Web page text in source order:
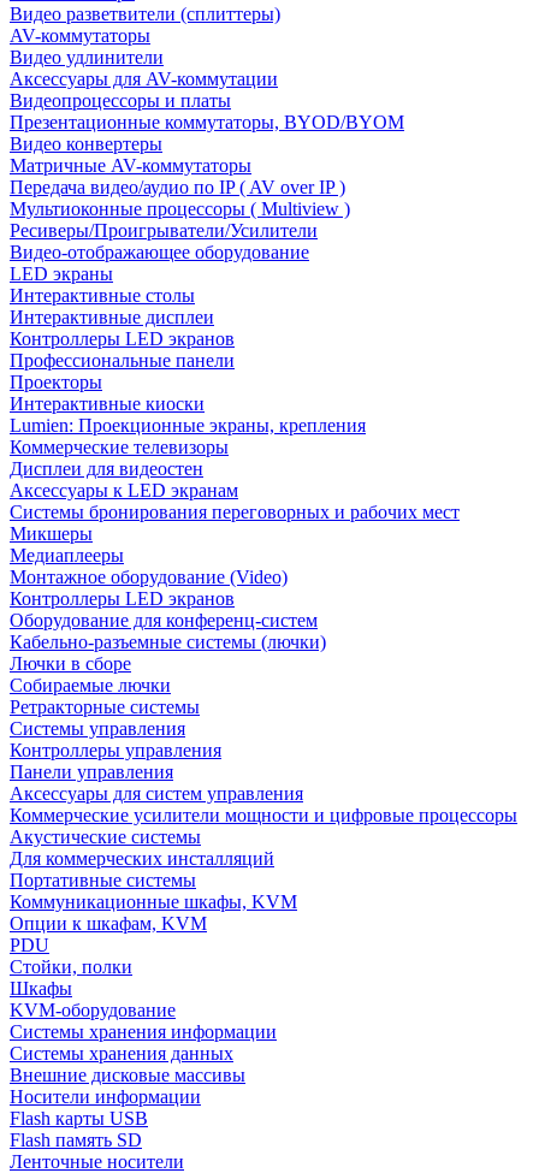
Видео разветвители (сплиттеры)
AV-коммутаторы
Видео удлинители
Аксессуары для AV-коммутации
Видеопроцессоры и платы
Презентационные коммутаторы, BYOD/BYOM
Видео конвертеры
Матричные AV-коммутаторы
Передача видео/аудио по IP ( AV over IP )
Мультиоконные процессоры ( Multiview )
Ресиверы/Проигрыватели/Усилители
Видео-отображающее оборудование
LED экраны
Интерактивные столы
Интерактивные дисплеи
Контроллеры LED экранов
Профессиональные панели
Проекторы
Интерактивные киоски
Lumien: Проекционные экраны, крепления
Коммерческие телевизоры
Дисплеи для видеостен
Аксессуары к LED экранам
Системы бронирования переговорных и рабочих мест
Микшеры
Медиаплееры
Монтажное оборудование (Video)
Контроллеры LED экранов
Оборудование для конференц-систем
Кабельно-разъемные системы (лючки)
Лючки в сборе
Собираемые лючки
Ретракторные системы
Системы управления
Контроллеры управления
Панели управления
Аксессуары для систем управления
Коммерческие усилители мощности и цифровые процессоры
Акустические системы
Для коммерческих инсталляций
Портативные системы
Коммуникационные шкафы, KVM
Опции к шкафам, KVM
PDU
Стойки, полки
Шкафы
KVM-оборудование
Системы хранения информации
Системы хранения данных
Внешние дисковые массивы
Носители информации
Flash карты USB
Flash память SD
Ленточные носители